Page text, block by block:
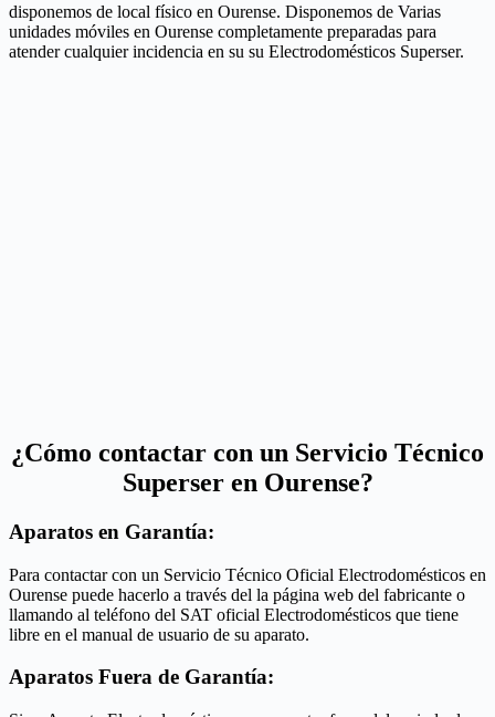
disponemos de local físico en Ourense. Disponemos de Varias
unidades móviles en Ourense completamente preparadas para
atender cualquier incidencia en su su Electrodomésticos Superser.
¿Cómo contactar con un Servicio Técnico
Superser en Ourense?
Aparatos en Garantía:
Para contactar con un Servicio Técnico Oficial Electrodomésticos en
Ourense puede hacerlo a través del la página web del fabricante o
llamando al teléfono del SAT oficial Electrodomésticos que tiene
libre en el manual de usuario de su aparato.
Aparatos Fuera de Garantía: